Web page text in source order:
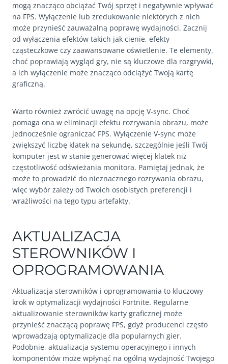
mogą znacząco obciążać Twój sprzęt i negatywnie wpływać
na FPS. Wyłączenie lub zredukowanie niektórych z nich
może przynieść zauważalną poprawę wydajności. Zacznij
od wyłączenia efektów takich jak cienie, efekty
cząsteczkowe czy zaawansowane oświetlenie. Te elementy,
choć poprawiają wygląd gry, nie są kluczowe dla rozgrywki,
a ich wyłączenie może znacząco odciążyć Twoją kartę
graficzną.
Warto również zwrócić uwagę na opcję V-sync. Choć
pomaga ona w eliminacji efektu rozrywania obrazu, może
jednocześnie ograniczać FPS. Wyłączenie V-sync może
zwiększyć liczbę klatek na sekundę, szczególnie jeśli Twój
komputer jest w stanie generować więcej klatek niż
częstotliwość odświeżania monitora. Pamiętaj jednak, że
może to prowadzić do nieznacznego rozrywania obrazu,
więc wybór zależy od Twoich osobistych preferencji i
wrażliwości na tego typu artefakty.
AKTUALIZACJA
STEROWNIKÓW I
OPROGRAMOWANIA
Aktualizacja sterowników i oprogramowania to kluczowy
krok w optymalizacji wydajności Fortnite. Regularne
aktualizowanie sterowników karty graficznej może
przynieść znaczącą poprawę FPS, gdyż producenci często
wprowadzają optymalizacje dla popularnych gier.
Podobnie, aktualizacja systemu operacyjnego i innych
komponentów może wpłynąć na ogólną wydajność Twojego